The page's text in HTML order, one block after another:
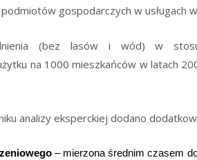
gospodarczych w usługach
(bez lasów i wód) w
użytku na 1000 mieszkańców w
dodano dodatkowe
– mierzona średnim czasem